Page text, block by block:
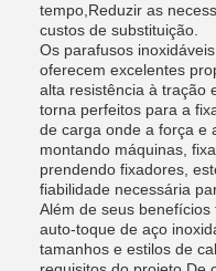
tempo,Reduzir as
custos de substituição.
Os parafusos
oferecem excelentes
alta resistência à tração
torna perfeitos para a
de carga onde a força e
montando máquinas,
prendendo fixadores,
fiabilidade necessária
Além de seus
auto-toque de aço
tamanhos e estilos de